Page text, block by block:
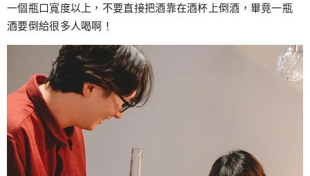
一個瓶口寬度以上，不要直接把酒靠在酒杯上倒酒，畢竟一瓶
酒要倒給很多人喝啊！